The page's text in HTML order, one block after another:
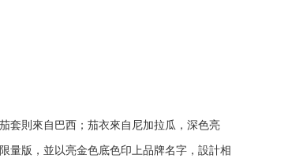
套則來自巴西；茄衣來自尼加拉瓜，深色亮
量版，並以亮金色底色印上品牌名字，設計相